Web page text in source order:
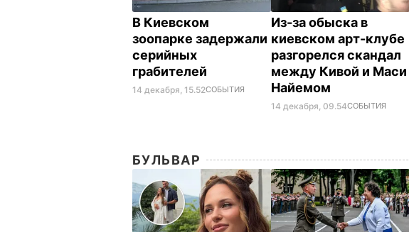
В Киевском
зоопарке задержали
серийных
грабителей
14 декабря, 15.52СОБЫТИЯ
Из-за обыска в
киевском арт-клубе
разгорелся скандал
между Кивой и Маси
Найемом
14 декабря, 09.54СОБЫТИЯ
БУЛЬВАР